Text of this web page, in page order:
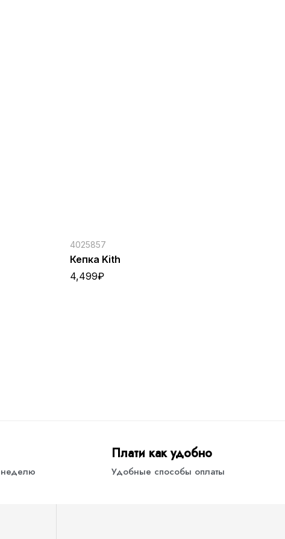
4025857
Кепка Kith
4,499₽
Плати как удобно
Удобные способы оплаты